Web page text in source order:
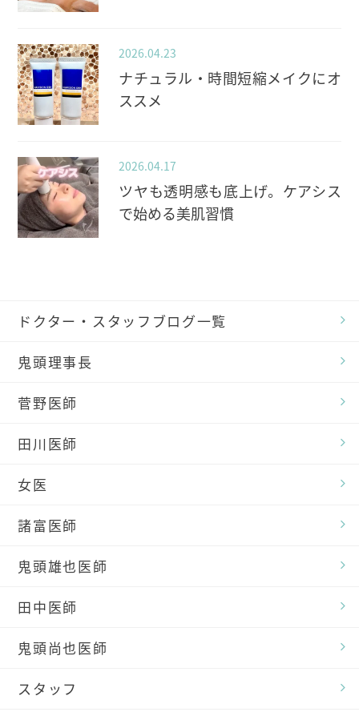
2026.04.23
ナチュラル・時間短縮メイクにオ
ススメ
2026.04.17
ツヤも透明感も底上げ。ケアシス
で始める美肌習慣
ドクター・スタッフブログ一覧
鬼頭理事長
菅野医師
田川医師
女医
諸富医師
鬼頭雄也医師
田中医師
鬼頭尚也医師
スタッフ